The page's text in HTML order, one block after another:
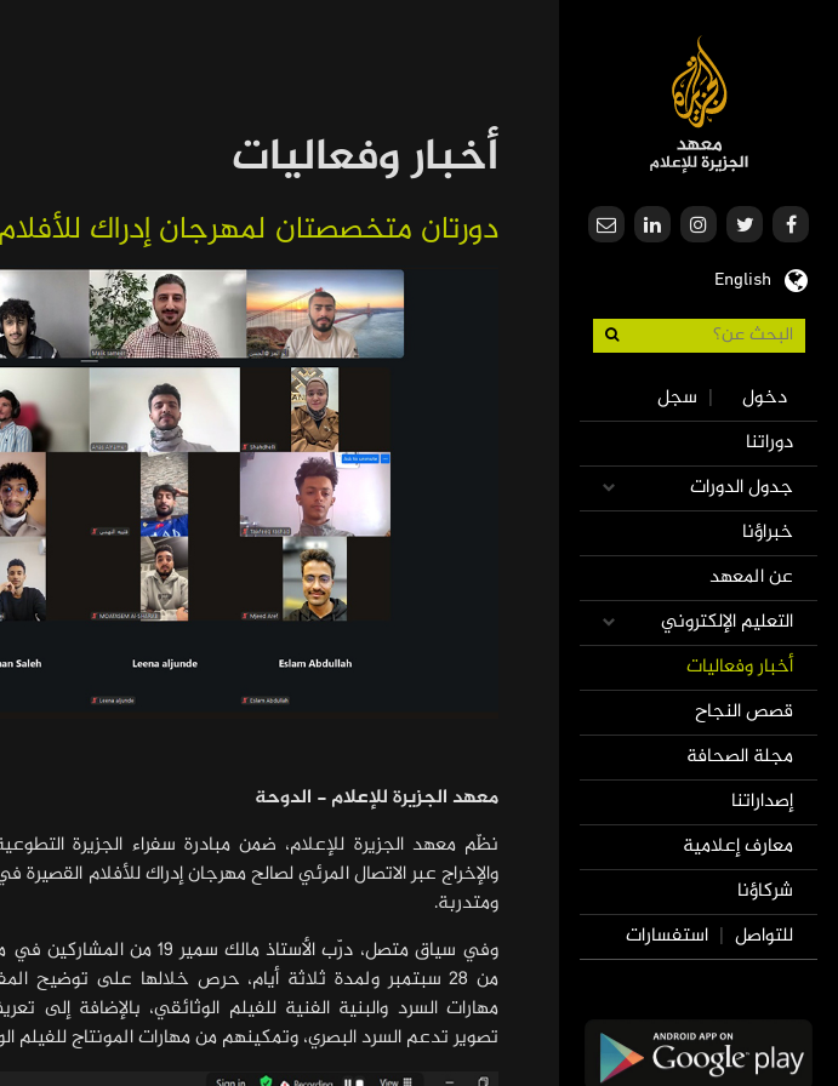
English
User
account
menu
دخول | سجل
Main
navigation
دوراتنا
جدول الدورات
خبراؤنا
عن المعهد
التعليم الإلكتروني
أخبار وفعاليات
قصص النجاح
مجلة الصحافة
إصداراتنا
معارف إعلامية
شركاؤنا
للتواصل | استفسارات
أخبار وفعاليات
دورتان متخصصتان لمهرجان إدراك
معهد الجزيرة للإعلام - الدوحة
نظّم معهد الجزيرة للإعلام، ضمن مبادرة سفراء الجزيرة
ومتدربة.
وفي سياق متصل، درّب الأستاذ
من 28 سبتمبر ولمدة ثلاثة أيام، حرص خلالها على توضيح
مهارات السرد والبنية الفنية للفيلم الوثائقي، بالإضافة إلى
تصوير تدعم السرد البصري، وتمكينهم من مهارات المونتاج للفيلم